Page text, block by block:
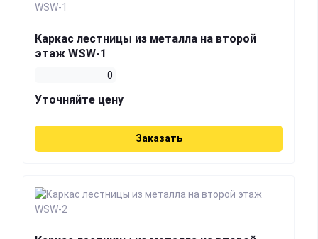
Каркас лестницы из металла на второй
этаж WSW-1
0
Уточняйте цену
Заказать